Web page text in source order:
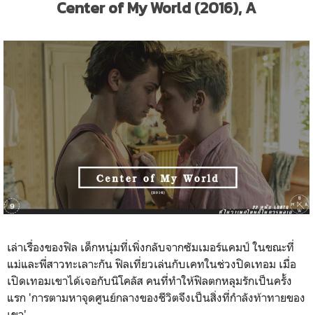
Center of My World (2016), A
เล่าเรื่องของฟิล เด็กหนุ่มที่เพิ่งกลับจากซัมเมอร์แคมป์ ในขณะที่
แม่และพี่สาวทะเลาะกัน ฟิลเที่ยวเล่นกับเคทในช่วงปิดเทอม เมื่อ
เปิดเทอมเขาได้เจอกับนิโคลัส คนที่ทำให้ฟิลตกหลุมรักเป็นครั้ง
แรก 'การตามหาจุดศูนย์กลางของชีวิตจึงเป็นสิ่งที่กำลังท้าทายของ